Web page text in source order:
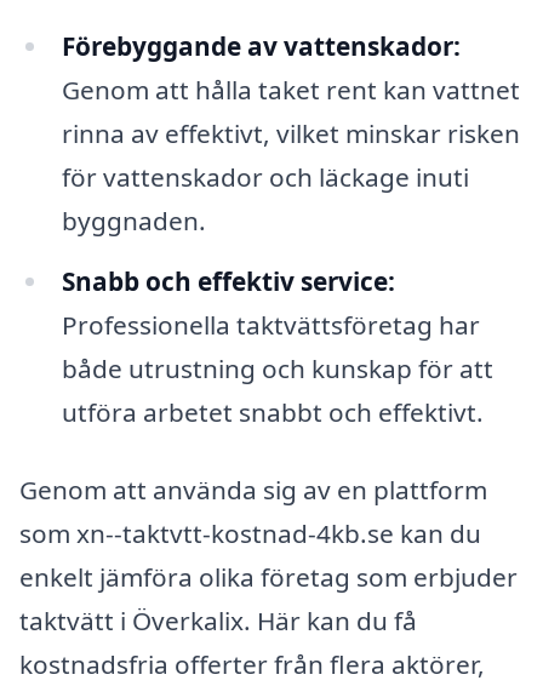
Förebyggande av vattenskador:
Genom att hålla taket rent kan vattnet
rinna av effektivt, vilket minskar risken
för vattenskador och läckage inuti
byggnaden.
Snabb och effektiv service:
Professionella taktvättsföretag har
både utrustning och kunskap för att
utföra arbetet snabbt och effektivt.
Genom att använda sig av en plattform
som xn--taktvtt-kostnad-4kb.se kan du
enkelt jämföra olika företag som erbjuder
taktvätt i Överkalix. Här kan du få
kostnadsfria offerter från flera aktörer,